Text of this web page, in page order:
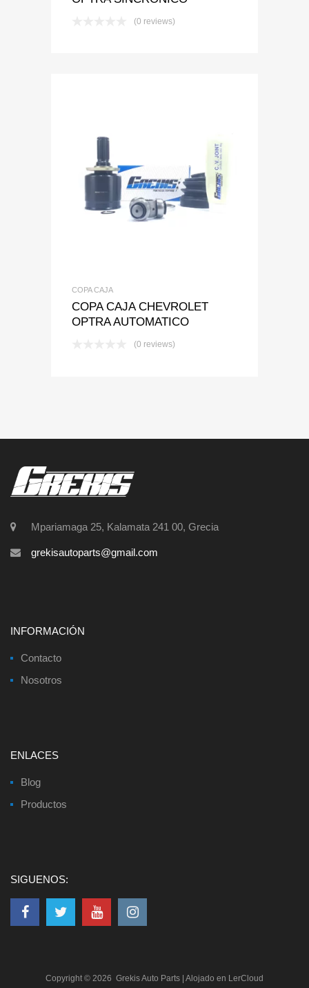
(0 reviews)
Add to Wishlist
Add to Compare
COPA CAJA
COPA CAJA CHEVROLET
OPTRA AUTOMATICO
(0 reviews)
Mpariamaga 25, Kalamata 241 00, Grecia
grekisautoparts@gmail.com
INFORMACIÓN
Contacto
Nosotros
ENLACES
Blog
Productos
SIGUENOS:
Copyright © 2026 Grekis Auto Parts | Alojado en LerCloud